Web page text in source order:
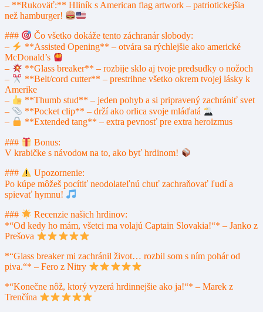
– **Rukoväť:** Hliník s American flag artwork – patriotickejšia
než hamburger!
###
Čo všetko dokáže tento záchranár slobody:
–
**Assisted Opening** – otvára sa rýchlejšie ako americké
McDonald’s
–
**Glass breaker** – rozbije sklo aj tvoje predsudky o nožoch
–
**Belt/cord cutter** – prestrihne všetko okrem tvojej lásky k
Amerike
–
**Thumb stud** – jeden pohyb a si pripravený zachrániť svet
–
**Pocket clip** – drží ako orlica svoje mláďatá
–
**Extended tang** – extra pevnosť pre extra heroizmus
###
Bonus:
V krabičke s návodом na to, ako byť hrdinom!
###
Upozornenie:
Po kúpe môžeš pocítiť neodolateľnú chuť zachraňovať ľudí a
spievať hymnu!
###
Recenzie našich hrdinov:
*“Od kedy ho mám, všetci ma volajú Captain Slovakia!“* – Janko z
Prešova
*“Glass breaker mi zachránil život… rozbil som s ním pohár od
piva.“* – Fero z Nitry
*“Konečne nôž, ktorý vyzerá hrdinnejšie ako ja!“* – Marek z
Trenčína